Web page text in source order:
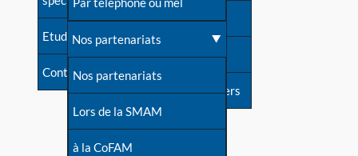
Une question sur le site
Etudes récentes
Contact
Livre d'or
Forum
S'inscrire à nos newsletters
Nos partenariats
Nos partenariats
Lors de la SMAM
à la CoFAM